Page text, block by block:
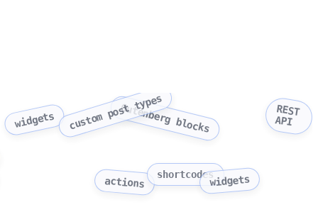
widgets custom post typesGutenberg blocks REST
API
actions
shortcodeswidgets